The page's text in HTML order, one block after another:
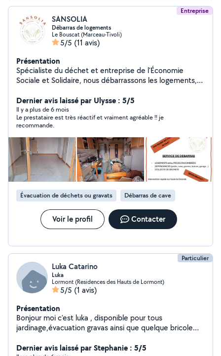
Entreprise
SANSOLIA
Débarras de logements
Le Bouscat (Marceau-Tivoli)
5/5 (11 avis)
Présentation
Spécialiste du déchet et entreprise de l'Économie
Sociale et Solidaire, nous débarrassons les logements,
Gironde. Nous évacuons aussi les encombrants et
collectons les déchets non dangereux auprès de
particuliers et de professionnels. Nous intervenons aussi
sur des logements avec présence de cas dit "syndrome
de diogène". Nous avons des forfaits "clé en main" ,
consultables sur notre site et bien entendu devis gratuit
pour les cas spécifiques. Lors de la mission, nous
sommes équipés avec du matériel adéquat pour
effectuer un tri séléctif et éviter le plus possible le
recours à une déchetterie. Nous avons un partenariat
exclusif avec une société girondine de dispositifs
médicaux pour donner une seconde vie, après
réhabilitation, aux fauteuils roulants, lits médicalisés,
déambulateurs,..
Dernier avis laissé par Ulysse : 5/5
Il y a plus de 6 mois
Le prestataire est très réactif et vraiment agréable !! je
recommande.
Évacuation de déchets ou gravats Débarras de cave
Voir le profil Contacter
Particulier
Luka Catarino
Luka
Lormont (Residences des Hauts de Lormont)
5/5 (1 avis)
Présentation
Bonjour moi c'est luka , disponible pour tous
jardinage,évacuation gravas ainsi que quelque bricole
Dernier avis laissé par Stephanie : 5/5